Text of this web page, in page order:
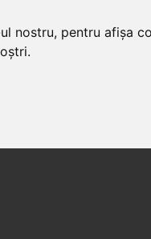
nostru, pentru afișa